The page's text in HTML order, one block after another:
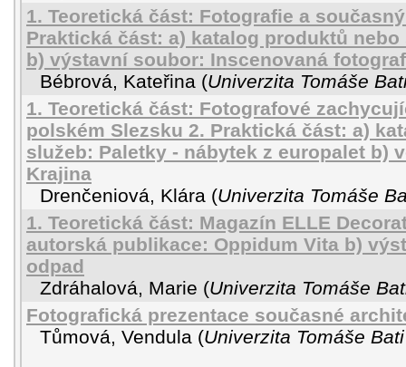
1. Teoretická část: Fotografie a
Praktická část: a) katalog produktů
b) výstavní soubor: Inscenovaná
Bébrová, Kateřina (Univerzita Tomáše
1. Teoretická část: Fotografové
polském Slezsku 2. Praktická část: a)
služeb: Paletky - nábytek z europalet b)
Krajina
Drenčeniová, Klára (Univerzita Tomáše
1. Teoretická část: Magazín ELLE
autorská publikace: Oppidum Vita b)
odpad
Zdráhalová, Marie (Univerzita Tomáše
Fotografická prezentace současné
Tůmová, Vendula (Univerzita Tomáše